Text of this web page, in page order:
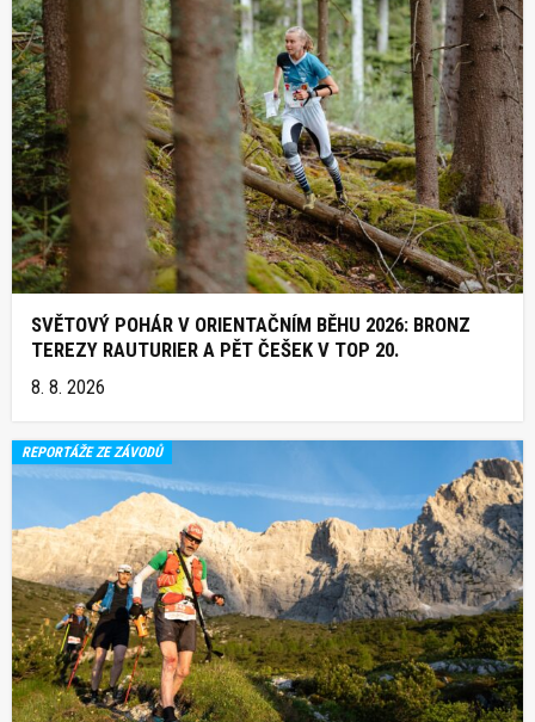
SVĚTOVÝ POHÁR V ORIENTAČNÍM BĚHU 2026: BRONZ
TEREZY RAUTURIER A PĚT ČEŠEK V TOP 20.
8. 8. 2026
REPORTÁŽE ZE ZÁVODŮ